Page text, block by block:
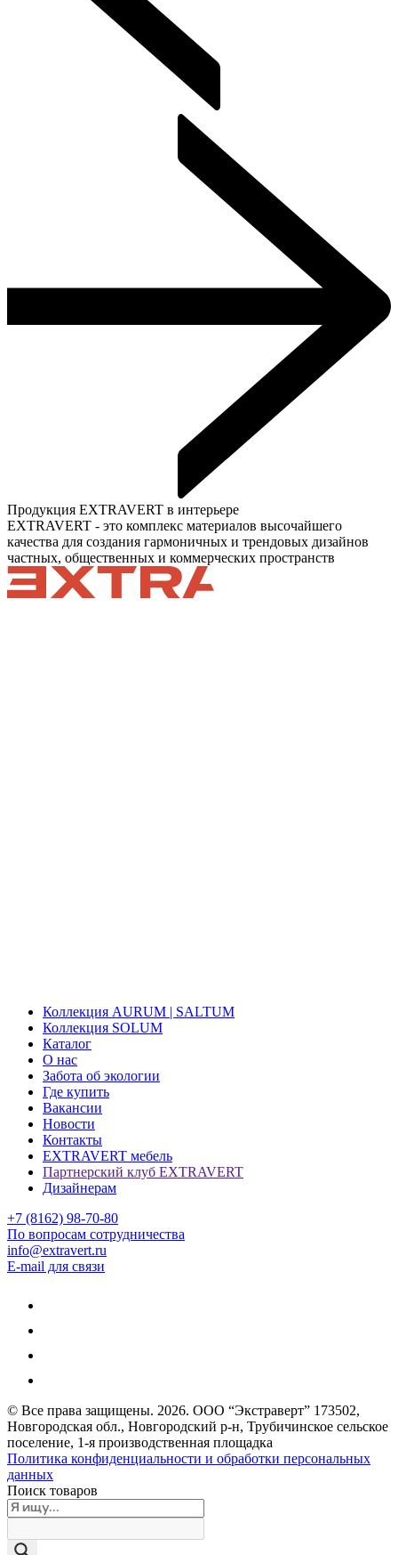
Продукция EXTRAVERT в интерьере
EXTRAVERT - это комплекс материалов высочайшего
качества для создания гармоничных и трендовых дизайнов
частных, общественных и коммерческих пространств
Коллекция AURUM | SALTUM
Коллекция SOLUM
Каталог
О нас
Забота об экологии
Где купить
Вакансии
Новости
Контакты
EXTRAVERT мебель
Партнерский клуб EXTRAVERT
Дизайнерам
+7 (8162) 98-70-80
По вопросам сотрудничества
info@extravert.ru
E-mail для связи
© Все права защищены. 2026. ООО “Экстраверт” 173502,
Новгородская обл., Новгородский р-н, Трубичинское сельское
поселение, 1-я производственная площадка
Политика конфиденциальности и обработки персональных
данных
Поиск товаров